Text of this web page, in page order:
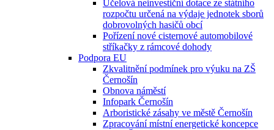
Účelová neinvestiční dotace ze státního
rozpočtu určená na výdaje jednotek sborů
dobrovolných hasičů obcí
Pořízení nové cisternové automobilové
stříkačky z rámcové dohody
Podpora EU
Zkvalitnění podmínek pro výuku na ZŠ
Černošín
Obnova náměstí
Infopark Černošín
Arboristické zásahy ve městě Černošín
Zpracování místní energetické koncepce